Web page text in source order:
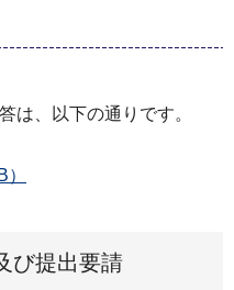
は、以下の通りです。
び提出要請